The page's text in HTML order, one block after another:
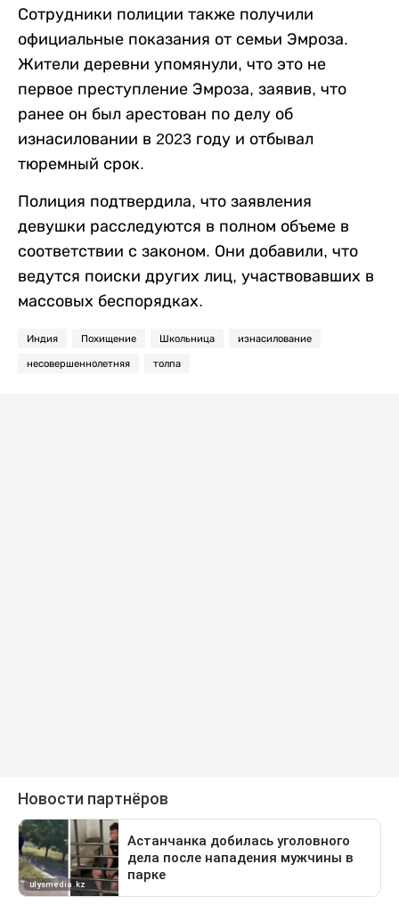
Сотрудники полиции также получили
официальные показания от семьи Эмроза.
Жители деревни упомянули, что это не
первое преступление Эмроза, заявив, что
ранее он был арестован по делу об
изнасиловании в 2023 году и отбывал
тюремный срок.
Полиция подтвердила, что заявления
девушки расследуются в полном объеме в
соответствии с законом. Они добавили, что
ведутся поиски других лиц, участвовавших в
массовых беспорядках.
Индия Похищение Школьница изнасилование
несовершеннолетняя толпа